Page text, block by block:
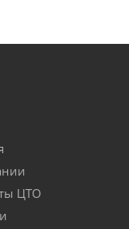
ЦТО